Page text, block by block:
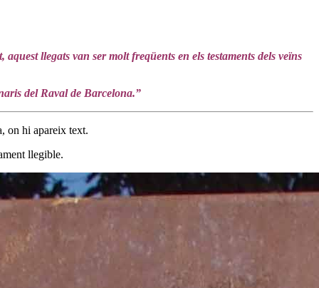
llegats van ser molt freqüents en els testaments dels veïns
del Raval de Barcelona.”
on hi apareix text.
llegible.